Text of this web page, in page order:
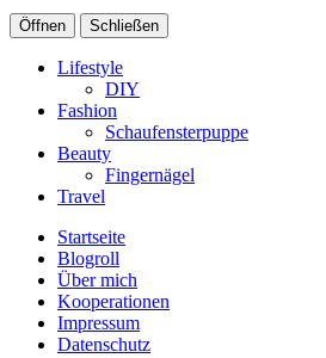
Öffnen Schließen
Lifestyle
DIY
Fashion
Schaufensterpuppe
Beauty
Fingernägel
Travel
Startseite
Blogroll
Über mich
Kooperationen
Impressum
Datenschutz